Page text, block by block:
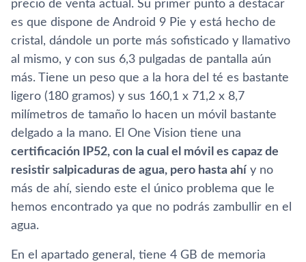
precio de venta actual. Su primer punto a destacar
es que dispone de Android 9 Pie y está hecho de
cristal, dándole un porte más sofisticado y llamativo
al mismo, y con sus 6,3 pulgadas de pantalla aún
más. Tiene un peso que a la hora del té es bastante
ligero (180 gramos) y sus 160,1 x 71,2 x 8,7
milímetros de tamaño lo hacen un móvil bastante
delgado a la mano. El One Vision tiene una
certificación IP52, con la cual el móvil es capaz de
resistir salpicaduras de agua, pero hasta ahí y no
más de ahí, siendo este el único problema que le
hemos encontrado ya que no podrás zambullir en el
agua.
En el apartado general, tiene 4 GB de memoria